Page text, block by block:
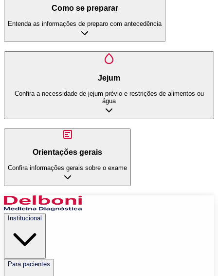
Como se preparar
Entenda as informações de preparo com antecedência
Jejum
Confira a necessidade de jejum prévio e restrições de alimentos ou
água
Orientações gerais
Confira informações gerais sobre o exame
Institucional
Para pacientes